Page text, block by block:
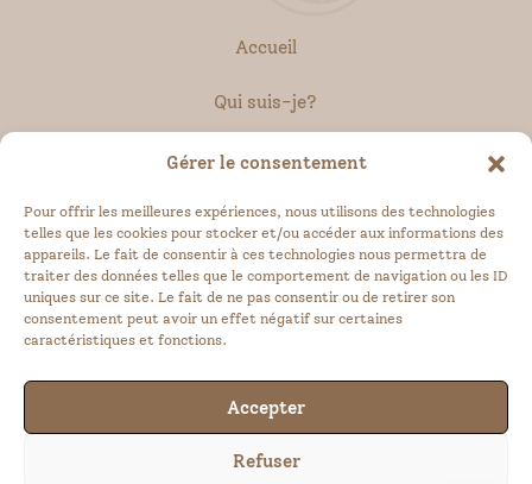
Gérer le consentement
Pour offrir les meilleures expériences, nous utilisons des technologies
telles que les cookies pour stocker et/ou accéder aux informations des
appareils. Le fait de consentir à ces technologies nous permettra de
traiter des données telles que le comportement de navigation ou les ID
uniques sur ce site. Le fait de ne pas consentir ou de retirer son
consentement peut avoir un effet négatif sur certaines
caractéristiques et fonctions.
Accepter
Refuser
Accueil
Qui suis-je?
Créations sur mesure
Contact
Politique de confidentialité
et mentions légales
Politique de Cookies